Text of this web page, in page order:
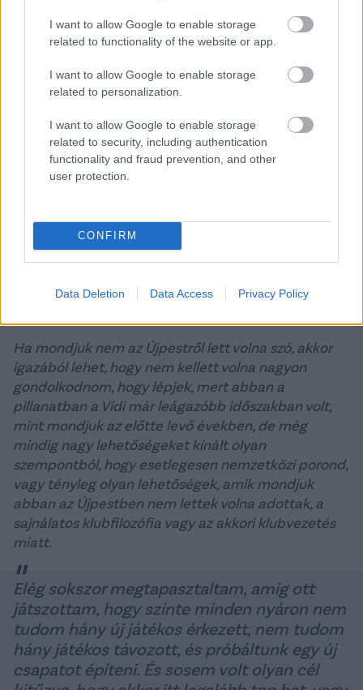
I want to allow Google to enable storage
related to functionality of the website or app.
I want to allow Google to enable storage
related to personalization.
I want to allow Google to enable storage
related to security, including authentication
functionality and fraud prevention, and other
user protection.
CONFIRM
Data Deletion Data Access Privacy Policy
magasabb szinten, erősebb bajnokságba tudjak
igazolni, akár a válogatotton keresztül is. És nem is
volt a fejemben az, hogy egy másik magyar klubban
focizzak. Ez végül nem így alakult, és visszatekintve
döntést, mert végül eljutottam ide, és számomra ez
a fontos, és azt is meg kell említenem, hogy szép
dolgokat éltem át vidisként is, ami most itt igazából
lényegtelen. De a távozásomnak azért vannak
engem megkeresett a Vidi, én pedig "Úristen, akkor
én most megyek, mert nekem semmit nem jelent ez
az egész", hanem sok minden játszott közre, hogy én
Ha mondjuk nem az Újpestről lett volna szó, akkor
igazából lehet, hogy nem kellett volna nagyon
gondolkodnom, hogy lépjek, mert abban a
pillanatban a Vidi már leágazóbb időszakban volt,
mint mondjuk az előtte levő években, de még
mindig nagy lehetőségeket kínált olyan
szempontból, hogy esetlegesen nemzetközi porond,
vagy tényleg olyan lehetőségek, amik mondjuk
abban az Újpestben nem lettek volna adottak, a
sajnálatos klubfilozófia vagy az akkori klubvezetés
miatt.
Elég sokszor megtapasztaltam, amíg ott
játszottam, hogy szinte minden nyáron nem
tudom hány új játékos érkezett, nem tudom
hány játékos távozott, és próbáltunk egy új
csapatot építeni. És sosem volt olyan cél